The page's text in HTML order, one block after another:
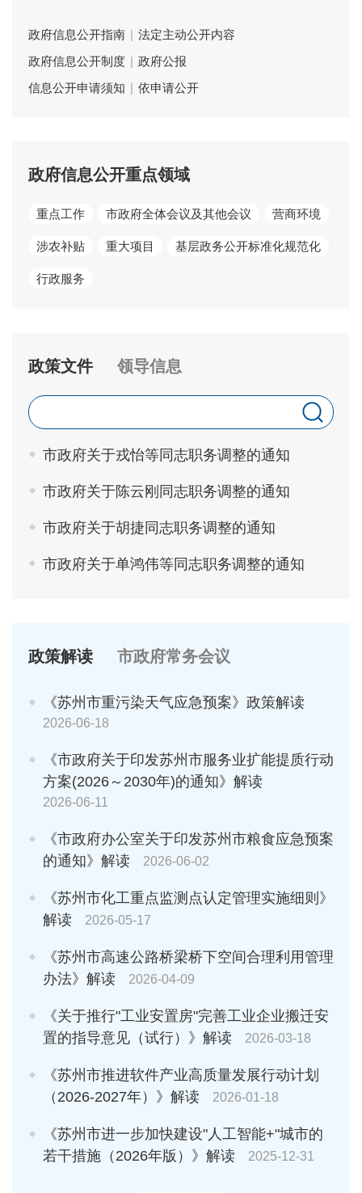
政府信息公开指南 | 法定主动公开内容
政府信息公开制度 | 政府公报
信息公开申请须知 | 依申请公开
政府信息公开重点领域
重点工作 市政府全体会议及其他会议 营商环境
涉农补贴 重大项目 基层政务公开标准化规范化
行政服务
政策文件 领导信息
市政府关于戎怡等同志职务调整的通知
市政府关于陈云刚同志职务调整的通知
市政府关于胡捷同志职务调整的通知
市政府关于单鸿伟等同志职务调整的通知
政策解读 市政府常务会议
《苏州市重污染天气应急预案》政策解读
2026-06-18
《市政府关于印发苏州市服务业扩能提质行动
方案(2026～2030年)的通知》解读
2026-06-11
《市政府办公室关于印发苏州市粮食应急预案
的通知》解读
2026-06-02
《苏州市化工重点监测点认定管理实施细则》
解读
2026-05-17
《苏州市高速公路桥梁桥下空间合理利用管理
办法》解读
2026-04-09
《关于推行"工业安置房"完善工业企业搬迁安
置的指导意见（试行）》解读
2026-03-18
《苏州市推进软件产业高质量发展行动计划
（2026-2027年）》解读
2026-01-18
《苏州市进一步加快建设"人工智能+"城市的
若干措施（2026年版）》解读
2025-12-31